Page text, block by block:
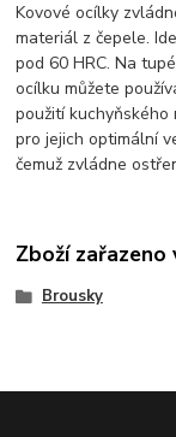
Kovové ocílky
materiál z čepele.
pod 60 HRC. Na
ocílku můžete
použití
pro jejich optimální
čemuž zvládne
Zboží
Brousky